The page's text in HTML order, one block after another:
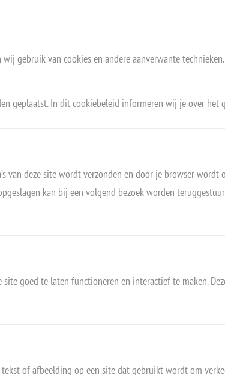
wij gebruik van cookies en andere aanverwante
geplaatst. In dit cookiebeleid informeren wij je over het
van deze site wordt verzonden en door je browser
kan bij een volgend bezoek worden
goed te laten functioneren en interactief te maken.
of afbeelding op een site dat gebruikt wordt om